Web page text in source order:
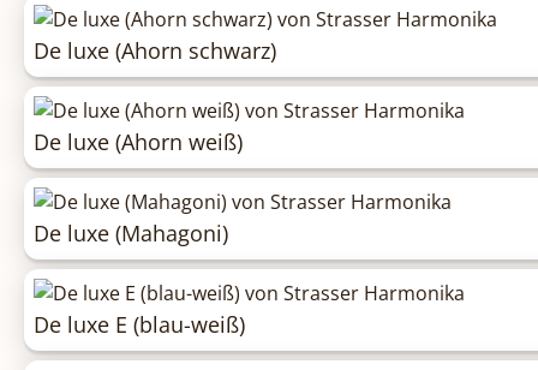
De luxe (Ahorn schwarz)
De luxe (Ahorn weiß)
De luxe (Mahagoni)
De luxe E (blau-weiß)